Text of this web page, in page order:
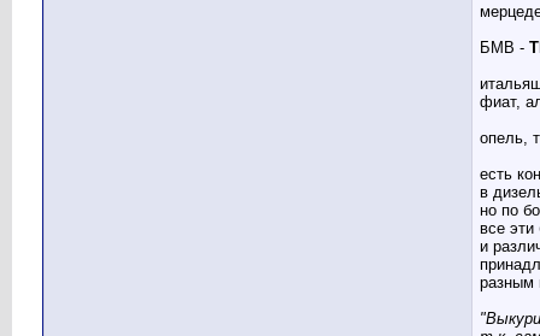
БМВ -
фиат,
опель,
есть
в
но по
все эти
и
разным